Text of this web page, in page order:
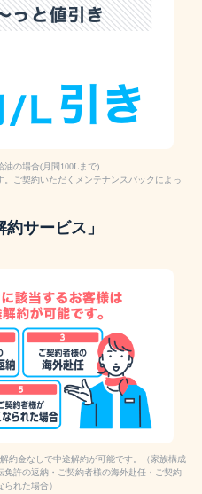
油の場合(月間100Lまで)
。ご契約いただくメンテナンスパックによっ
約サービス」
約金なしで中途解約が可能です。（家族構成
許の返納・ご契約者様の海外赴任・ご契約
れた場合）